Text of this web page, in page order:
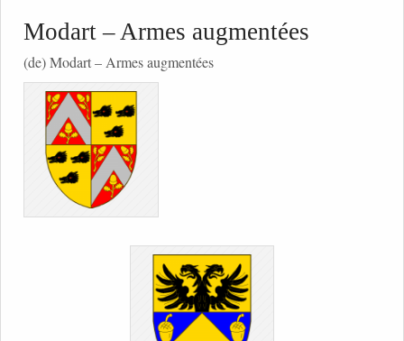
Modart – Armes augmentées
(de) Modart – Armes augmentées